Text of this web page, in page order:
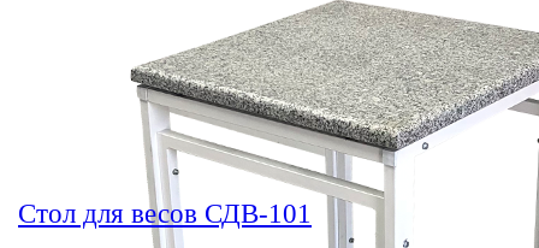
Стол для весов СДВ-101